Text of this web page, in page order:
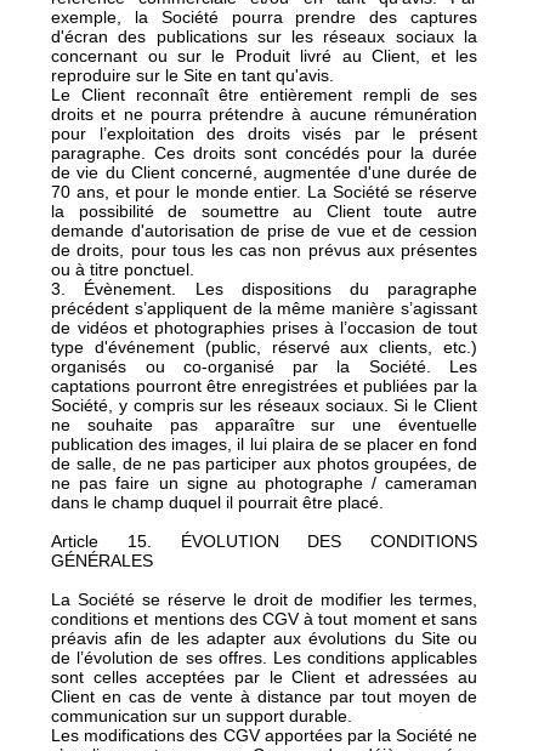
exemple, la Société pourra prendre des captures
d'écran des publications sur les réseaux sociaux la
concernant ou sur le Produit livré au Client, et les
reproduire sur le Site en tant qu'avis.
Le Client reconnaît être entièrement rempli de ses
droits et ne pourra prétendre à aucune rémunération
pour l’exploitation des droits visés par le présent
paragraphe. Ces droits sont concédés pour la durée
de vie du Client concerné, augmentée d'une durée de
70 ans, et pour le monde entier. La Société se réserve
la possibilité de soumettre au Client toute autre
demande d'autorisation de prise de vue et de cession
de droits, pour tous les cas non prévus aux présentes
ou à titre ponctuel.
3. Évènement. Les dispositions du paragraphe
précédent s’appliquent de la même manière s’agissant
de vidéos et photographies prises à l’occasion de tout
type d'événement (public, réservé aux clients, etc.)
organisés ou co-organisé par la Société. Les
captations pourront être enregistrées et publiées par la
Société, y compris sur les réseaux sociaux. Si le Client
ne souhaite pas apparaître sur une éventuelle
publication des images, il lui plaira de se placer en fond
de salle, de ne pas participer aux photos groupées, de
ne pas faire un signe au photographe / cameraman
dans le champ duquel il pourrait être placé.
Article 15. ÉVOLUTION DES CONDITIONS
GÉNÉRALES
La Société se réserve le droit de modifier les termes,
conditions et mentions des CGV à tout moment et sans
préavis afin de les adapter aux évolutions du Site ou
de l’évolution de ses offres. Les conditions applicables
sont celles acceptées par le Client et adressées au
Client en cas de vente à distance par tout moyen de
communication sur un support durable.
Les modifications des CGV apportées par la Société ne